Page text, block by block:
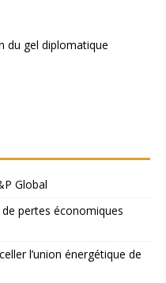
du gel diplomatique
Global
de pertes économiques
l’union énergétique de